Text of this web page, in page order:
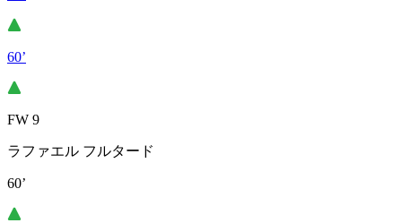
60’
FW 9
ラファエル フルタード
60’